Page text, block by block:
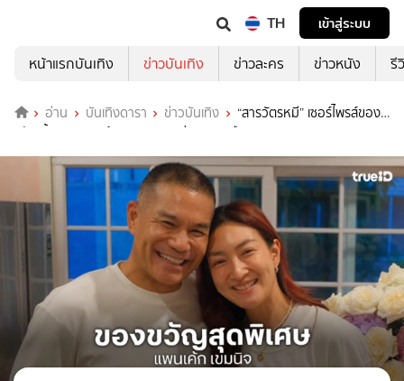
TH
เข้าสู่ระบบ
หน้าแรกบันเทิง
ข่าวบันเทิง ข่าวละคร ข่าวหนัง รี
อ่าน บันเทิงดารา ข่าวบันเทิง
“สารวัตรหมี” เซอร์ไพรส์ของ
ขวัญชิ้นหรู “แพนเค้ก” ครบรอบแต่งงาน 4 ปี